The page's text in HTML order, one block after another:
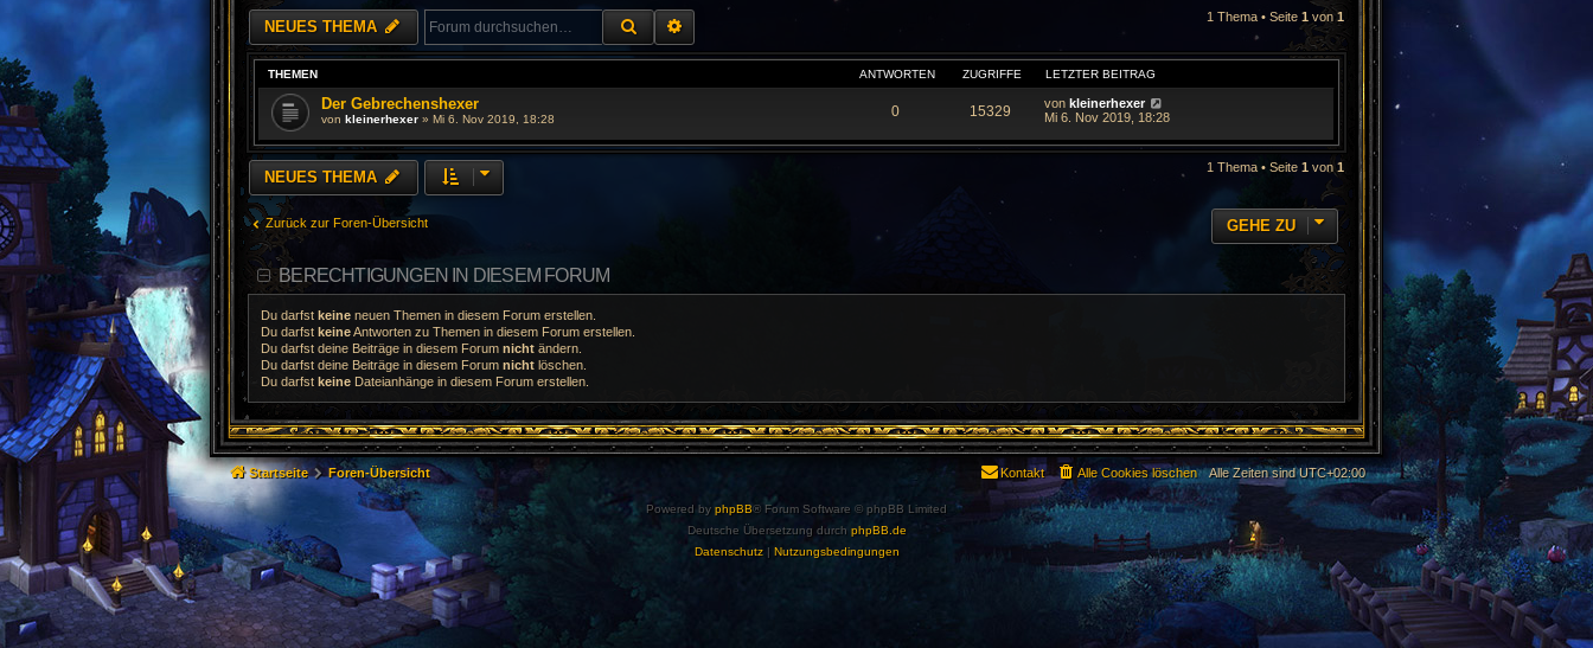
NEUES THEMA SUCHE 1 Thema • Seite 1 von 1
THEMEN ANTWORTEN ZUGRIFFE LETZTER BEITRAG
Der Gebrechenshexer
von kleinerhexer » Mi 6. Nov 2019, 18:28 0 15329 von kleinerhexer
Mi 6. Nov 2019, 18:28
NEUES THEMA
1 Thema • Seite 1 von 1
Zurück zur Foren-Übersicht GEHE ZU
BERECHTIGUNGEN IN DIESEM FORUM
Du darfst keine neuen Themen in diesem Forum erstellen.
Du darfst keineAntworten zu Themen in diesem Forum erstellen.
Du darfst deine Beiträge in diesem Forum nicht ändern.
Du darfst deine Beiträge in diesem Forum nicht löschen.
Du darfst keine Dateianhänge in diesem Forum erstellen.
Startseite Foren-Übersicht Alle Zeiten sindUTC+02:00
Alle Cookies löschen
Kontakt
Powered by phpBB® Forum Software © phpBB Limited
Deutsche Übersetzung durch phpBB.de
Datenschutz| Nutzungsbedingungen